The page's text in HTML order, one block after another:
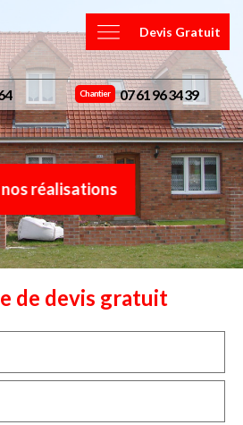
Devis Gratuit
Chantier 07 61 96 34 39
réalisations
de devis gratuit